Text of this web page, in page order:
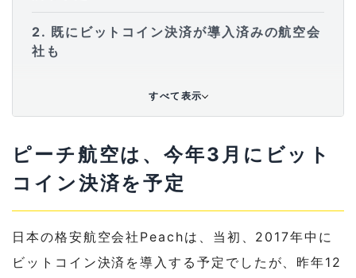
2
既にビットコイン決済が導入済みの航空会
社も
すべて表示
ピーチ航空は、今年3月にビット
コイン決済を予定
日本の格安航空会社Peachは、当初、2017年中に
ビットコイン決済を導入する予定でしたが、昨年12